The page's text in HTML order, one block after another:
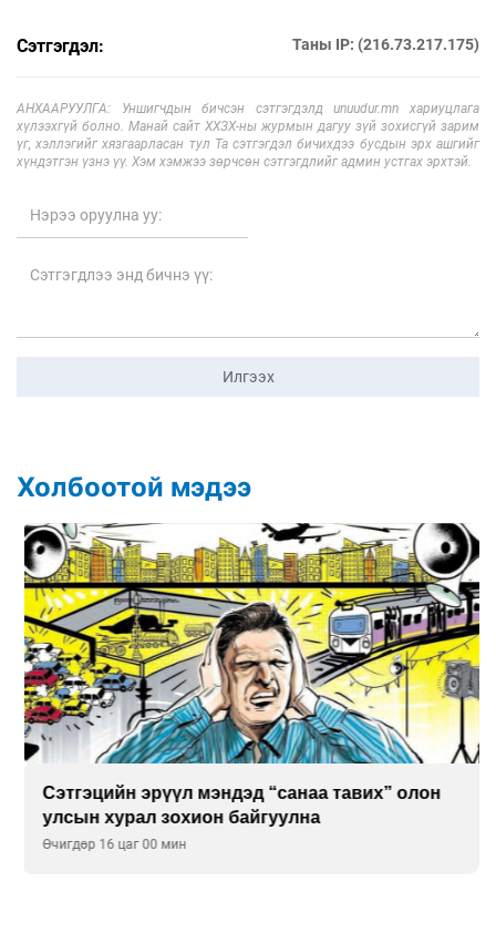
Сэтгэгдэл: Таны IP: (216.73.217.175)
АНХААРУУЛГА: Уншигчдын бичсэн сэтгэгдэлд unuudur.mn хариуцлага
хүлээхгүй болно. Манай сайт ХХЗХ-ны журмын дагуу зүй зохисгүй зарим
үг, хэллэгийг хязгаарласан тул Та сэтгэгдэл бичихдээ бусдын эрх ашгийг
хүндэтгэн үзнэ үү. Хэм хэмжээ зөрчсөн сэтгэгдлийг админ устгах эрхтэй.
Илгээх
Холбоотой мэдээ
Сэтгэцийн эрүүл мэндэд “санаа тавих” олон
улсын хурал зохион байгуулна
Өчигдөр 16 цаг 00 мин